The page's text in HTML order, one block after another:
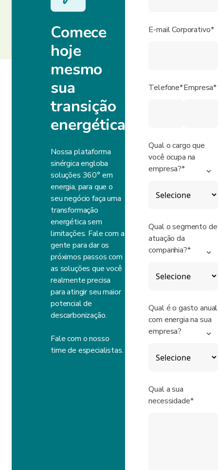
Comece
hoje
mesmo
sua
transição
energética
Nossa plataforma
sinérgica engloba
soluções 360° em
energia, para que o
seu negócio faça uma
transformação
energética sem
limitações. Fale com a
gente para dar os
próximos passos com
as soluções que você
realmente precisa
para atingir seu maior
potencial de
descarbonização.
Fale com o nosso
time de especialistas.
E-mail Corporativo*
Telefone*Empresa*
Qual o cargo que
você ocupa na
empresa?*
Qual o segmento de
atuação da
companhia?*
Qual é o gasto anual
com energia na sua
empresa?
Qual a sua
necessidade*